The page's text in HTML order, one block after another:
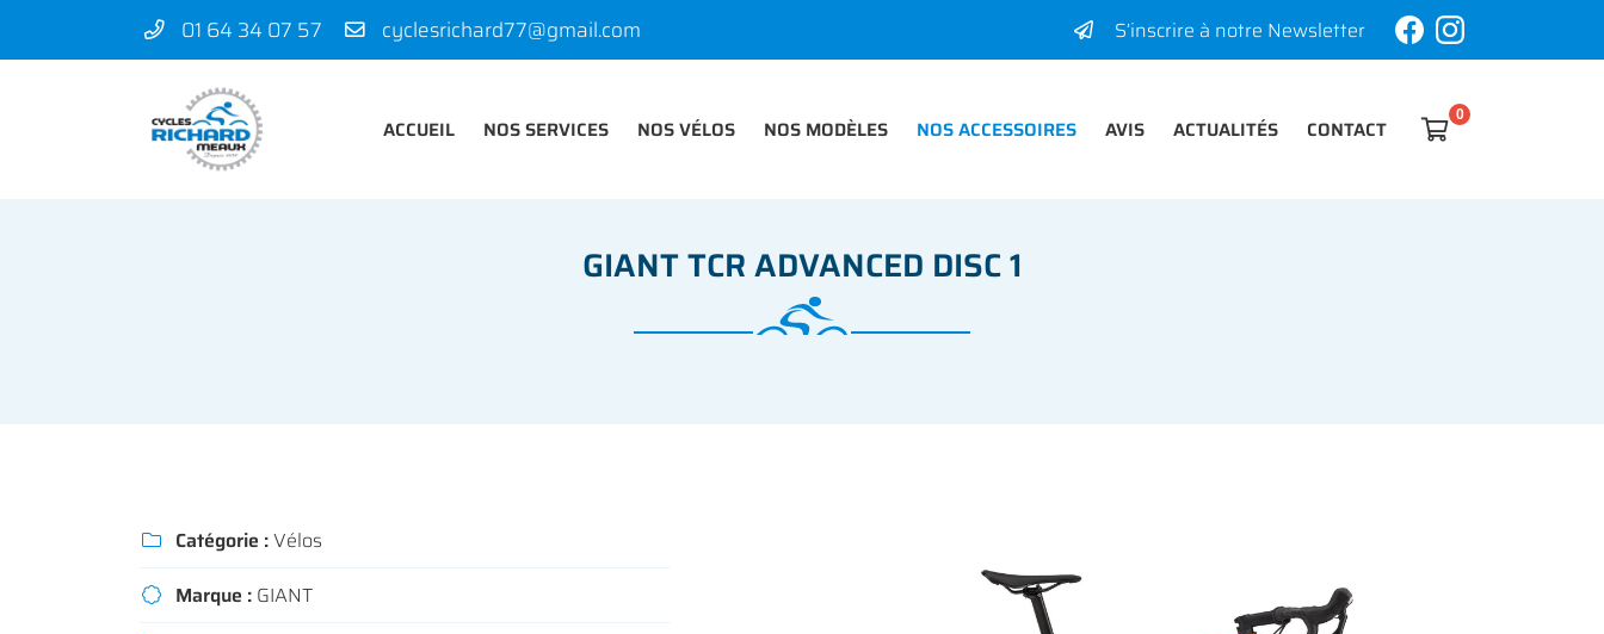
01 64 34 07 57 S’inscrire à notre Newsletter
ACCUEIL NOS SERVICES NOS VÉLOS NOS MODÈLES NOS ACCESSOIRES AVIS ACTUALITÉS CONTACT 
50 rue des Madeleines
77100 Mareuil-lès-Meaux
01 64 34 07 57
Recopier le code ci-contre
Rafraîchir le captcha
GIANT TCR ADVANCED DISC 1
 Catégorie :Vélos
 Marque : GIANT